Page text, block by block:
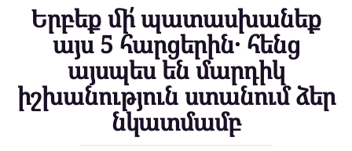
Երբեք մի՛ պատասխանեք
այս 5 հարցերին․ հենց
այսպես են մարդիկ
իշխանություն ստանում ձեր
նկատմամբ